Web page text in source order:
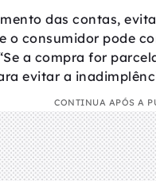
das contas,
o consumidor pode
a compra for
evitar a
CONTINUA APÓS A